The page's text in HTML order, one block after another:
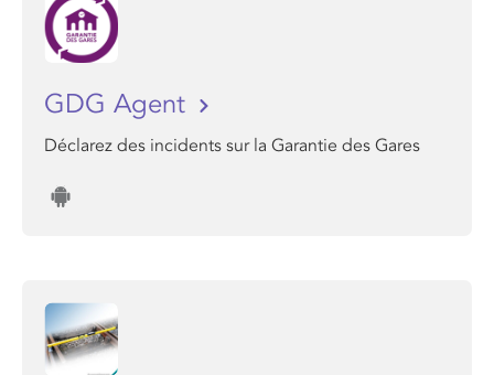
GDG Agent
Déclarez des incidents sur la Garantie des Gares